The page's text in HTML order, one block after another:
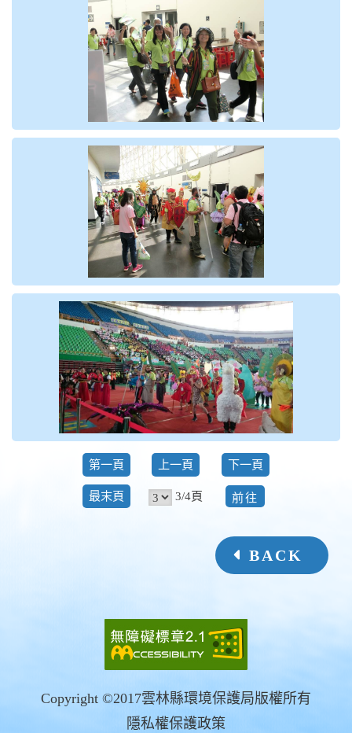
第一頁 上一頁 下一頁
最末頁 3/4頁
BACK
Copyright ©2017雲林縣環境保護局版權所有
隱私權保護政策